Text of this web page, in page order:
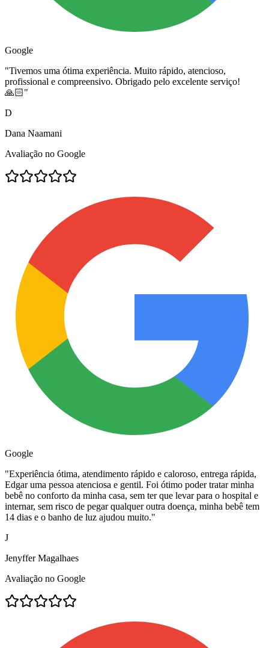
Google
"Tivemos uma ótima experiência. Muito rápido, atencioso,
profissional e compreensivo. Obrigado pelo excelente serviço!
🙏🏻"
D
Dana Naamani
Avaliação no Google
Google
"Experiência ótima, atendimento rápido e caloroso, entrega rápida,
Edgar uma pessoa atenciosa e gentil. Foi ótimo poder tratar minha
bebê no conforto da minha casa, sem ter que levar para o hospital e
internar, sem risco de pegar qualquer outra doença, minha bebê tem
14 dias e o banho de luz ajudou muito."
J
Jenyffer Magalhaes
Avaliação no Google